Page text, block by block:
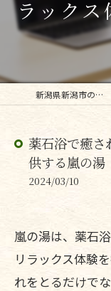
ラック
新潟県新潟市の岩盤浴なら嵐の湯新潟西店
薬石浴で癒さ
供する嵐の湯
2024/03/10
嵐の湯は、薬石
リラックス体験
れをとるだけで